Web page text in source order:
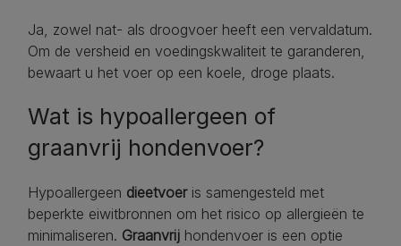
Ja, zowel nat- als droogvoer heeft een vervaldatum.
Om de versheid en voedingskwaliteit te garanderen,
bewaart u het voer op een koele, droge plaats.
Wat is hypoallergeen of
graanvrij hondenvoer?
Hypoallergeen dieetvoeris samengesteld met
beperkte eiwitbronnen om het risico op allergieën te
minimaliseren. Graanvrij hondenvoer is een optie